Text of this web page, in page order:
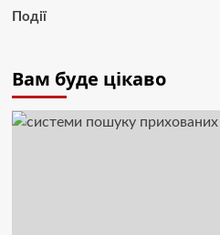
Події
Вам буде цікаво